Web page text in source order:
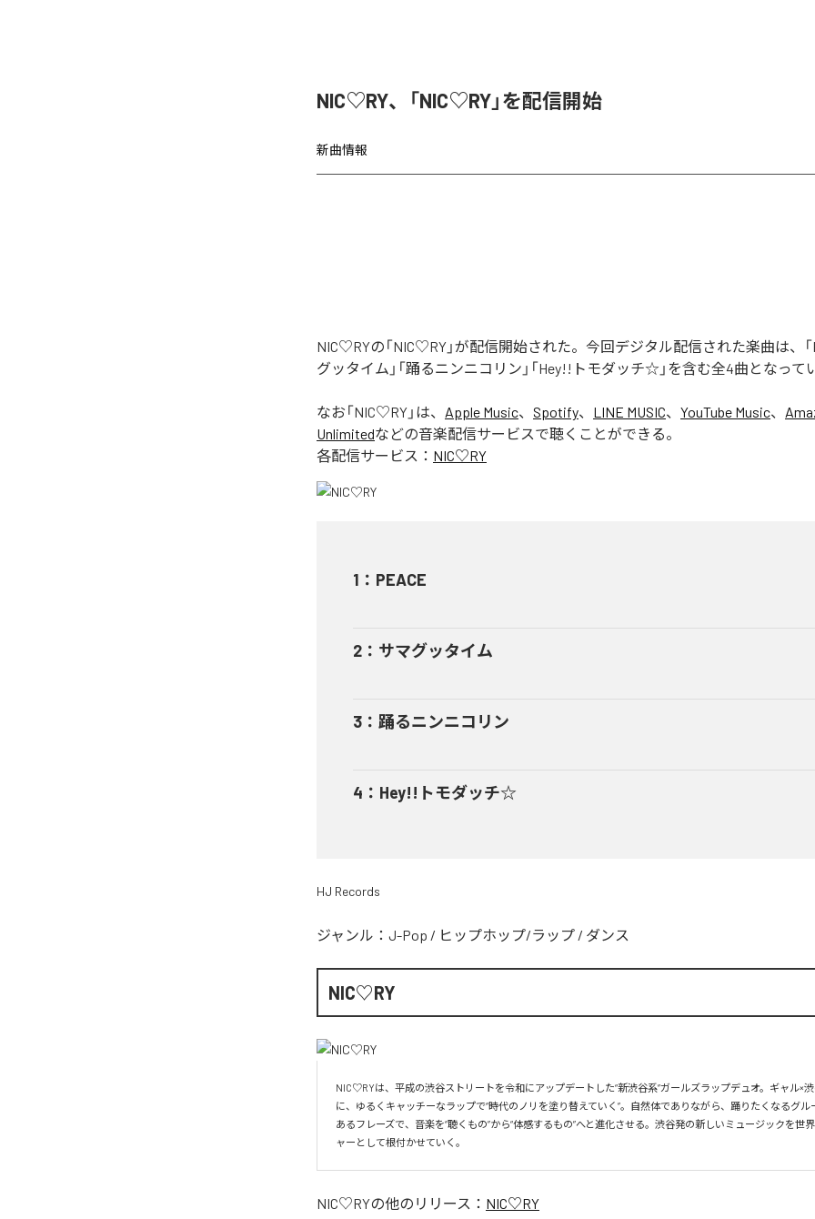
NIC♡RY、「NIC♡RY」を配信開始
新曲情報
NIC♡RYの「NIC♡RY」が配信開始された。今回デジタル配信された楽曲は、「
グッタイム」「踊るニンニコリン」「Hey!!トモダッチ☆」を含む全4曲となって
なお「NIC♡RY 」は、 Apple Music、 Spotify、 LINE MUSIC、 YouTube Music、
Unlimitedなどの音楽配信サービスで聴くことができる。
各配信サービス： NIC♡RY
1 ： PEACE
2 ： サマグッタイム
3 ： 踊るニンニコリン
4 ： Hey!!トモダッチ☆
HJ Records
ジャンル： J-Pop / ヒップホップ/ラップ / ダンス
NIC♡RY
NIC♡RYは、平成の渋谷ストリートを令和にアップデートした“新渋谷系”ガールズラップデュオ。ギャル×
に、ゆるくキャッチーなラップで“時代のノリを塗り替えていく”。自然体でありながら、踊りたくなるグル
あるフレーズで、音楽を“聴くもの”から“体感するもの”へと進化させる。渋谷発の新しいミュージックを世
ャーとして根付かせていく。
NIC♡RYの他のリリース： NIC♡RY